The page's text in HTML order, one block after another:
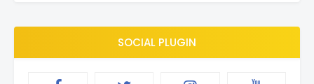
SOCIAL PLUGIN